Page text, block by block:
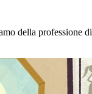
della professione di